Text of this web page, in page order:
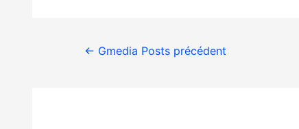
← Gmedia Posts précédent